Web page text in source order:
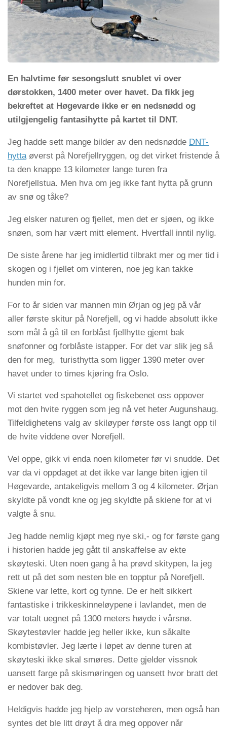
En halvtime før sesongslutt snublet vi over
dørstokken, 1400 meter over havet. Da fikk jeg
bekreftet at Høgevarde ikke er en nedsnødd og
utilgjengelig fantasihytte på kartet til DNT.
Jeg hadde sett mange bilder av den nedsnødde DNT-
hytta øverst på Norefjellryggen, og det virket fristende å
ta den knappe 13 kilometer lange turen fra
Norefjellstua. Men hva om jeg ikke fant hytta på grunn
av snø og tåke?
Jeg elsker naturen og fjellet, men det er sjøen, og ikke
snøen, som har vært mitt element. Hvertfall inntil nylig.
De siste årene har jeg imidlertid tilbrakt mer og mer tid i
skogen og i fjellet om vinteren, noe jeg kan takke
hunden min for.
For to år siden var mannen min Ørjan og jeg på vår
aller første skitur på Norefjell, og vi hadde absolutt ikke
som mål å gå til en forblåst fjellhytte gjemt bak
snøfonner og forblåste istapper. For det var slik jeg så
den for meg, turisthytta som ligger 1390 meter over
havet under to times kjøring fra Oslo.
Vi startet ved spahotellet og fiskebenet oss oppover
mot den hvite ryggen som jeg nå vet heter Augunshaug.
Tilfeldighetens valg av skiløyper første oss langt opp til
de hvite viddene over Norefjell.
Vel oppe, gikk vi enda noen kilometer før vi snudde. Det
var da vi oppdaget at det ikke var lange biten igjen til
Høgevarde, antakeligvis mellom 3 og 4 kilometer. Ørjan
skyldte på vondt kne og jeg skyldte på skiene for at vi
valgte å snu.
Jeg hadde nemlig kjøpt meg nye ski,- og for første gang
i historien hadde jeg gått til anskaffelse av ekte
skøyteski. Uten noen gang å ha prøvd skitypen, la jeg
rett ut på det som nesten ble en topptur på Norefjell.
Skiene var lette, kort og tynne. De er helt sikkert
fantastiske i trikkeskinneløypene i lavlandet, men de
var totalt uegnet på 1300 meters høyde i vårsnø.
Skøytestøvler hadde jeg heller ikke, kun såkalte
kombistøvler. Jeg lærte i løpet av denne turen at
skøyteski ikke skal smøres. Dette gjelder vissnok
uansett farge på skismøringen og uansett hvor bratt det
er nedover bak deg.
Heldigvis hadde jeg hjelp av vorsteheren, men også han
syntes det ble litt drøyt å dra meg oppover når